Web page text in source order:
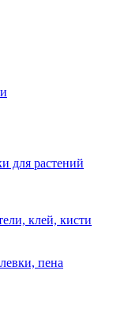
для растений
клей, кисти
пена